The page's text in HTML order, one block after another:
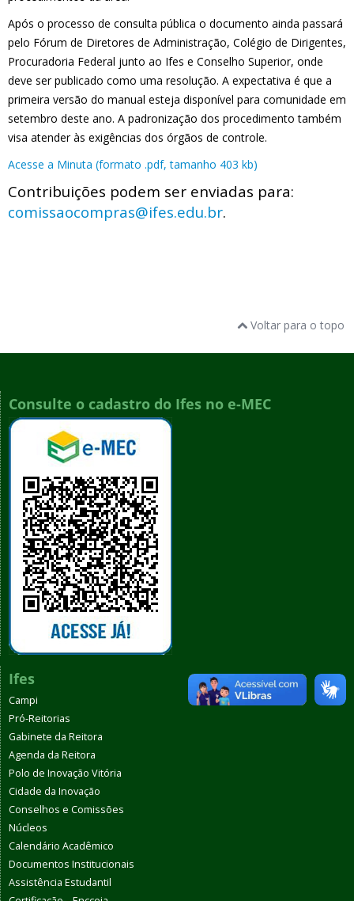
Após o processo de consulta pública o documento ainda passará
pelo Fórum de Diretores de Administração, Colégio de Dirigentes,
Procuradoria Federal junto ao Ifes e Conselho Superior, onde
deve ser publicado como uma resolução. A expectativa é que a
primeira versão do manual esteja disponível para comunidade em
setembro deste ano. A padronização dos procedimento também
visa atender às exigências dos órgãos de controle.
Acesse a Minuta (formato .pdf, tamanho 403 kb)
Contribuições podem ser enviadas para:
comissaocompras@ifes.edu.br.
Voltar para o topo
Consulte o cadastro do Ifes no e-MEC
Ifes
Campi
Pró-Reitorias
Gabinete da Reitora
Agenda da Reitora
Polo de Inovação Vitória
Cidade da Inovação
Conselhos e Comissões
Núcleos
Calendário Acadêmico
Documentos Institucionais
Assistência Estudantil